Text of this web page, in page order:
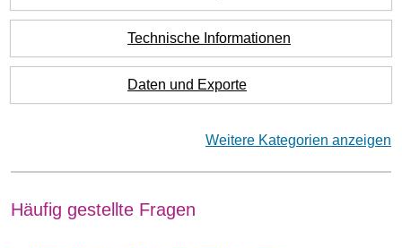
Technische Informationen
Daten und Exporte
Weitere Kategorien anzeigen
Häufig gestellte Fragen